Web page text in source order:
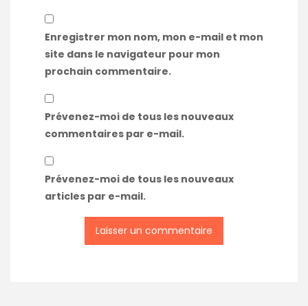
Enregistrer mon nom, mon e-mail et mon
site dans le navigateur pour mon
prochain commentaire.
Prévenez-moi de tous les nouveaux
commentaires par e-mail.
Prévenez-moi de tous les nouveaux
articles par e-mail.